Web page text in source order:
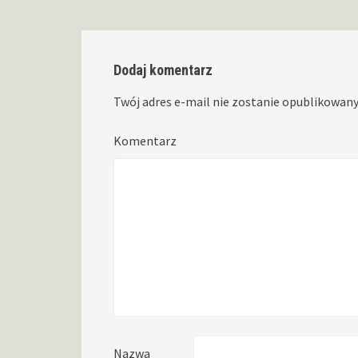
Dodaj komentarz
Twój adres e-mail nie zostanie
Komentarz
Nazwa